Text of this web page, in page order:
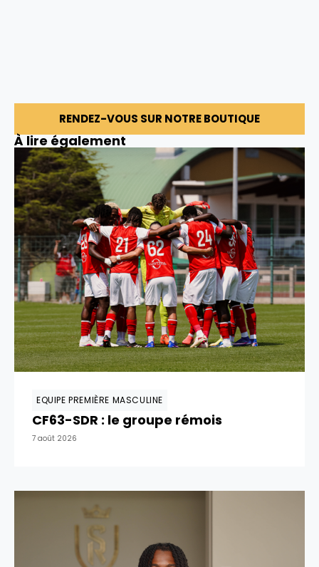
RENDEZ-VOUS SUR NOTRE BOUTIQUE
À lire également
EQUIPE PREMIÈRE MASCULINE
CF63-SDR : le groupe rémois
7 août 2026